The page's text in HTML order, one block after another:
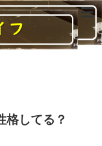
格してる？